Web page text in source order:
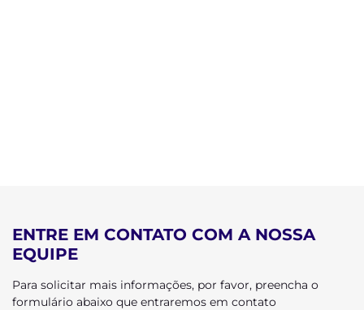
ENTRE EM CONTATO COM A NOSSA
EQUIPE
Para solicitar mais informações, por favor, preencha o
formulário abaixo que entraremos em contato